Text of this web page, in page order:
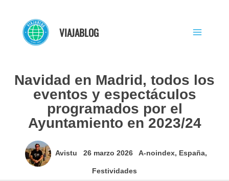
contenido
VIAJABLOG
Navidad en Madrid, todos los
eventos y espectáculos
programados por el
Ayuntamiento en 2023/24
Avistu 26 marzo 2026 A-noindex, España,
Festividades